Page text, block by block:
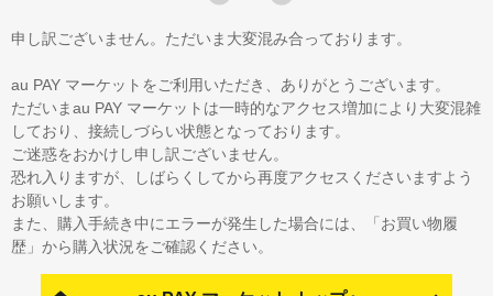
申し訳ございません。ただいま大変混み合っております。
au PAY マーケットをご利用いただき、ありがとうございます。
ただいまau PAY マーケットは一時的なアクセス増加により大変混雑
しており、接続しづらい状態となっております。
ご迷惑をおかけし申し訳ございません。
恐れ入りますが、しばらくしてから再度アクセスくださいますよう
お願いします。
また、購入手続き中にエラーが発生した場合には、「お買い物履
歴」から購入状況をご確認ください。